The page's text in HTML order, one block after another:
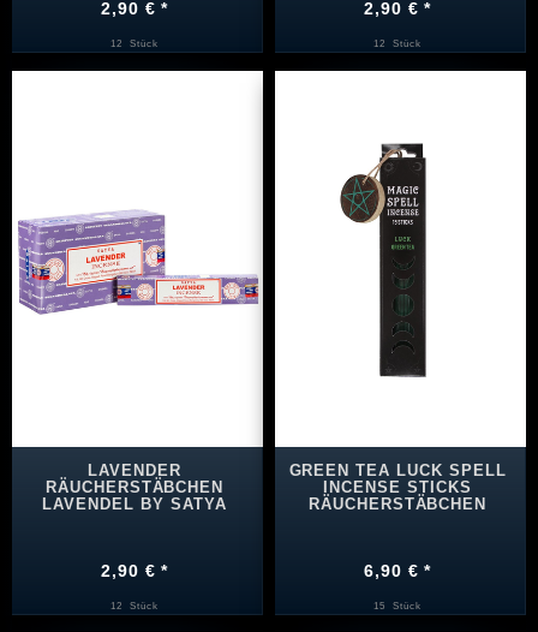
2,90 € *
12 Stück
2,90 € *
12 Stück
LAVENDER
RÄUCHERSTÄBCHEN
LAVENDEL BY SATYA
2,90 € *
12 Stück
GREEN TEA LUCK SPELL
INCENSE STICKS
RÄUCHERSTÄBCHEN
6,90 € *
15 Stück